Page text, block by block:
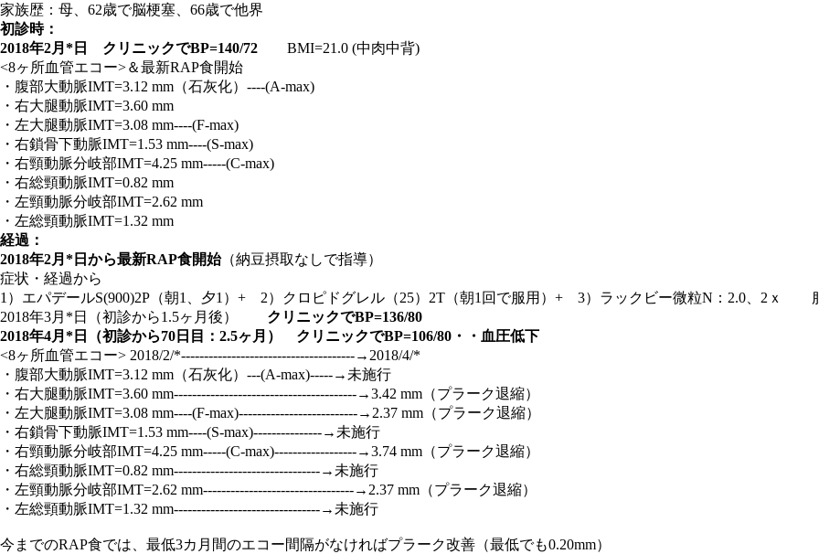
家族歴：母、62歳で脳梗塞、66歳で他界
初診時：
2018年2月*日 クリニックでBP=140/72 BMI=21.0 (中肉中背)
<8ヶ所血管エコー>＆最新RAP食開始
・腹部大動脈IMT=3.12 mm（石灰化）----(A-max)
・右大腿動脈IMT=3.60 mm
・左大腿動脈IMT=3.08 mm----(F-max)
・右鎖骨下動脈IMT=1.53 mm----(S-max)
・右頸動脈分岐部IMT=4.25 mm-----(C-max)
・右総頸動脈IMT=0.82 mm
・左頸動脈分岐部IMT=2.62 mm
・左総頸動脈IMT=1.32 mm
経過：
2018年2月*日から最新RAP食開始（納豆摂取なしで指導）
症状・経過から
1）エパデールS(900)2P（朝1、夕1）+ 2）クロピドグレル（25）2T（朝1回で服用）+ 3）ラックビー微粒N：2.0、2ｘ
2018年3月*日（初診から1.5ヶ月後） クリニックでBP=136/80
2018年4月*日（初診から70日目：2.5ヶ月） クリニックでBP=106/80・・血圧低下
<8ヶ所血管エコー> 2018/2/*--------------------------------------→2018/4/*
・腹部大動脈IMT=3.12 mm（石灰化）---(A-max)-----→未施行
・右大腿動脈IMT=3.60 mm----------------------------------------→3.42 mm（プラーク退縮）
・左大腿動脈IMT=3.08 mm----(F-max)--------------------------→2.37 mm（プラーク退縮）
・右鎖骨下動脈IMT=1.53 mm----(S-max)---------------→未施行
・右頸動脈分岐部IMT=4.25 mm-----(C-max)------------------→3.74 mm（プラーク退縮）
・右総頸動脈IMT=0.82 mm--------------------------------→未施行
・左頸動脈分岐部IMT=2.62 mm---------------------------------→2.37 mm（プラーク退縮）
・左総頸動脈IMT=1.32 mm--------------------------------→未施行
今までのRAP食では、最低3カ月間のエコー間隔がなければプラーク改善（最低でも0.20mm）